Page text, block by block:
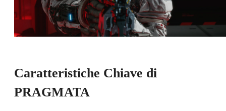
Caratteristiche Chiave di
PRAGMATA